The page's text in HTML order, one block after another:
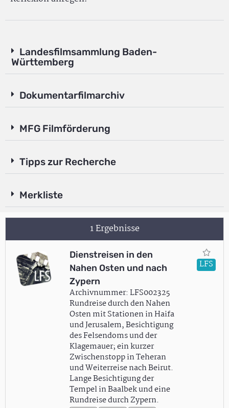
Landesfilmsammlung Baden-
Württemberg
Dokumentarfilmarchiv
MFG Filmförderung
Tipps zur Recherche
Merkliste
1 Ergebnisse
Dienstreisen in den
Nahen Osten und nach
Zypern
Archivnummer: LFS002325
Rundreise durch den Nahen
Osten mit Stationen in Haifa
und Jerusalem, Besichtigung
des Felsendoms und der
Klagemauer; ein kurzer
Zwischenstopp in Teheran
und Weiterreise nach Beirut.
Lange Besichtigung der
Tempel in Baalbek und eine
Rundreise durch Zypern.
LFS